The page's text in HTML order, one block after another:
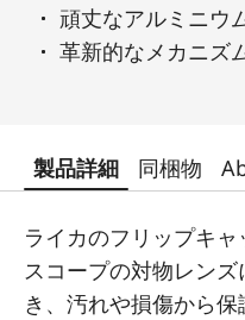
頑丈なアルミニウ
革新的なメカニズ
製品詳細 同梱物
ライカのフリップキ
スコープの対物レン
き、汚れや損傷から